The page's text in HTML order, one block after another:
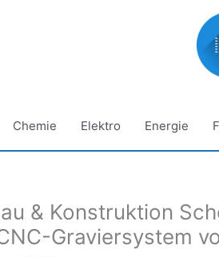
Chemie Elektro Energie
& Konstruktion
Graviersystem